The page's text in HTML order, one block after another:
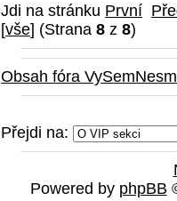
Jdi na stránku První
[vše] (Strana 8 z 8)
Obsah fóra
Přejdi na:
Powered by phpBB